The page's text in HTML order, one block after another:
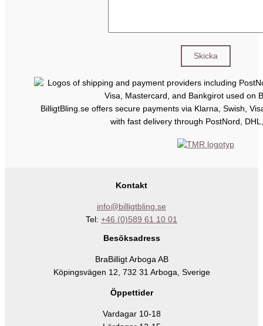
BilligtBling.se offers secure payments via Klarna, Swish,
with fast delivery through PostNord,
Kontakt
info@billigtbling.se
Tel: +46 (0)589 61 10 01
Besöksadress
BraBilligt Arboga AB
Köpingsvägen 12, 732 31 Arboga, Sverige
Öppettider
Vardagar 10-18